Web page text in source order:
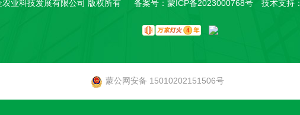
农业科技发展有限公司 版权所有 备案号： 蒙ICP备2023000768号技术支持：
蒙公网安备 15010202151506号